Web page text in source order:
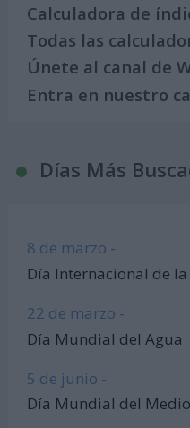
Calculadora de
Todas las
Únete al canal de
Entra en nuestro
Días Más
8 de marzo -
Día Internacional de
22 de marzo -
Día Mundial del Agua
5 de junio -
Día Mundial del